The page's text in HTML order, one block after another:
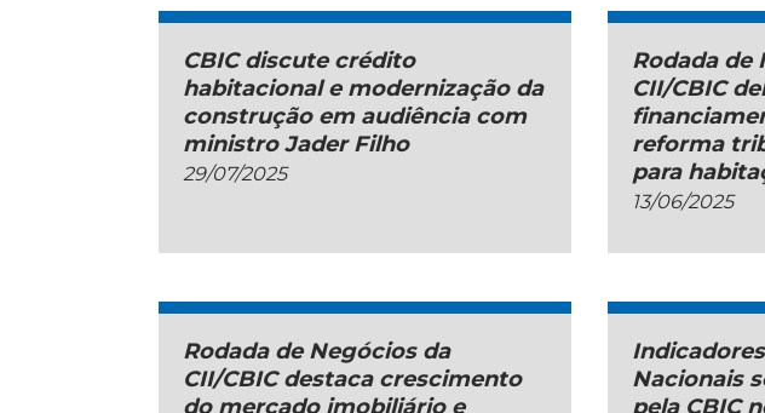
CBIC discute crédito
habitacional e modernização da
construção em audiência com
ministro Jader Filho
29/07/2025
Rodada de
CII/CBIC
reforma
para
13/06/2025
Rodada de Negócios da
CII/CBIC destaca crescimento
do mercado imobiliário e
Nacionais
pela CBIC